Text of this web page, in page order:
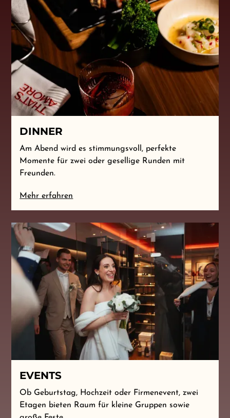
DINNER
Am Abend wird es stimmungsvoll, perfekte
Momente für zwei oder gesellige Runden mit
Freunden.
Mehr erfahren
EVENTS
Ob Geburtstag, Hochzeit oder Firmenevent, zwei
Etagen bieten Raum für kleine Gruppen sowie